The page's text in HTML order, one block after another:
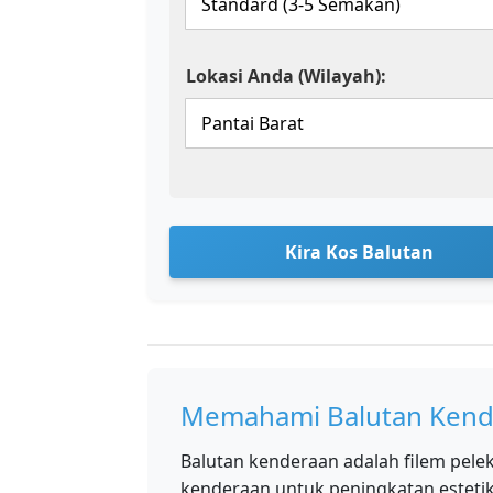
Lokasi Anda (Wilayah):
Kira Kos Balutan
Memahami Balutan
Balutan kenderaan adalah filem